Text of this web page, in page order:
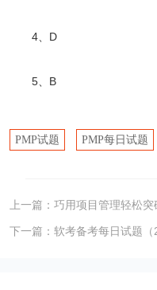
4、D
5、B
PMP试题 PMP每日试题
上一篇： 巧用项目管理轻松突
下一篇： 软考备考每日试题（